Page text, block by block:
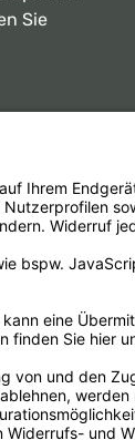
Sie
Uhr